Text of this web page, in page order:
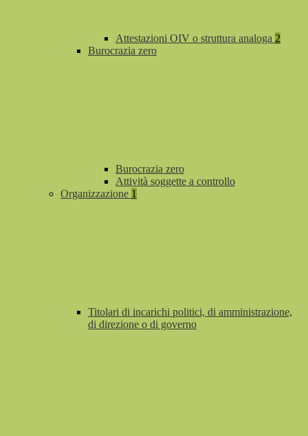
Attestazioni OIV o struttura analoga 2
Burocrazia zero
Burocrazia zero
Attività soggette a controllo
Organizzazione 1
Titolari di incarichi politici, di amministrazione,
di direzione o di governo